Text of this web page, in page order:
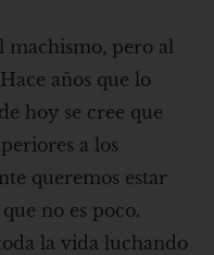
machismo, pero al
años que lo
hoy se cree que
a los
queremos estar
no es poco.
la vida luchando